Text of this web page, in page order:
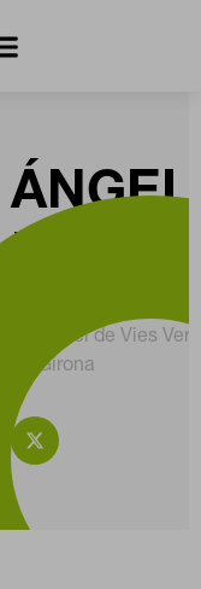
ÁNGEL
Consorci de Vies
de Girona